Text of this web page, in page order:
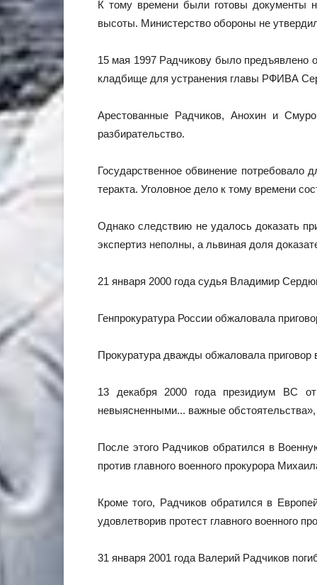
К тому времени были готовы документы
высоты. Министерство обороны не
15 мая 1997 Радчикову было предъявлено
кладбище для устранения главы РФИВА
Арестованные Радчиков, Анохин и
разбирательство.
Государственное обвинение
теракта. Уголовное дело к тому времени
Однако следствию не удалось доказать
экспертиз неполны, а львиная доля
21 января 2000 года судья Владимир
Генпрокуратура России обжаловала
Прокуратура дважды обжаловала приговор
13 декабря 2000 года президиум ВС
невыясненными... важные
После этого Радчиков обратился в
против главного военного прокурора
Кроме того, Радчиков обратился в
удовлетворив протест главного военного
31 января 2001 года Валерий Радчиков